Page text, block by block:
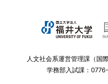
人文社会系運営管理課（国
学務部入試課：